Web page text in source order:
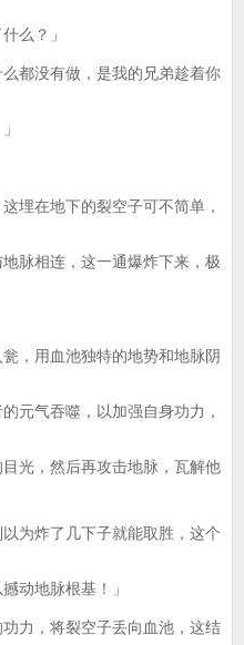
么？」
都没有做，是我的兄弟趁着你
在地下的裂空子可不简单，
脉相连，这一通爆炸下来，极
用血池独特的地势和地脉阴
元气吞噬，以加强自身功力，
光，然后再攻击地脉，瓦解他
炸了几下子就能取胜，这个
动地脉根基！」
力，将裂空子丢向血池，这结